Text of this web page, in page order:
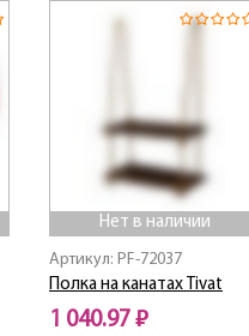
Нет в наличии
Артикул: PF-72037
Полка на канатах Tivat
1 040.97 ₽